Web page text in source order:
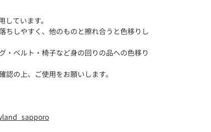
ています。
ちしやすく、他のものと擦れ合うと色移りし
・ベルト・椅子など身の回りの品への色移り
の上、ご使用をお願いします。